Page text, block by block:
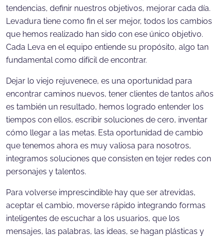
tendencias, definir nuestros objetivos, mejorar cada día.
Levadura tiene como fin el ser mejor, todos los cambios
que hemos realizado han sido con ese único objetivo.
Cada Leva en el equipo entiende su propósito, algo tan
fundamental como difícil de encontrar.
Dejar lo viejo rejuvenece, es una oportunidad para
encontrar caminos nuevos, tener clientes de tantos años
es también un resultado, hemos logrado entender los
tiempos con ellos, escribir soluciones de cero, inventar
cómo llegar a las metas. Esta oportunidad de cambio
que tenemos ahora es muy valiosa para nosotros,
integramos soluciones que consisten en tejer redes con
personajes y talentos.
Para volverse imprescindible hay que ser atrevidas,
aceptar el cambio, moverse rápido integrando formas
inteligentes de escuchar a los usuarios, que los
mensajes, las palabras, las ideas, se hagan plásticas y